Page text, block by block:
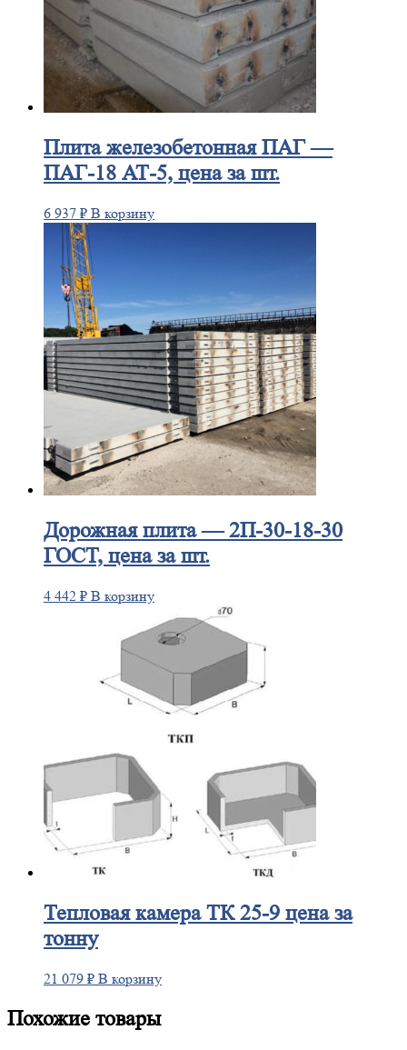
Плитажелезобетонная ПАГ —
ПАГ-18 АТ-5, цена за шт.
6 937 ₽ В корзину
Дорожнаяплита — 2П-30-18-30
ГОСТ, цена за шт.
4 442 ₽ В корзину
Тепловаякамера ТК 25-9 цена за
тонну
21 079 ₽ В корзину
Похожие товары